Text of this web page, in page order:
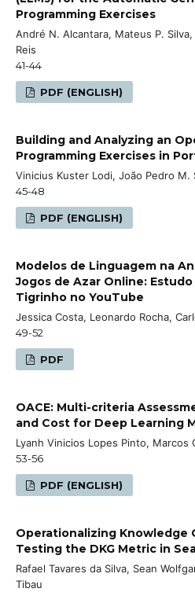
Programming Exercises
André N. Alcantara, Mateus P.
Reis
41-44
PDF (ENGLISH)
Building and Analyzing an
Programming Exercises in
Vinicius Kuster Lodi, João Pedro M.
45-48
PDF (ENGLISH)
Modelos de Linguagem na
Jogos de Azar Online:
Tigrinho no YouTube
Jessica Costa, Leonardo Rocha,
49-52
PDF
OACE: Multi-criteria
and Cost for Deep Learning
Lyanh Vinicios Lopes Pinto, Marcos
53-56
PDF (ENGLISH)
Operationalizing Knowledge
Testing the DKG Metric in
Rafael Tavares da Silva, Sean
Tibau